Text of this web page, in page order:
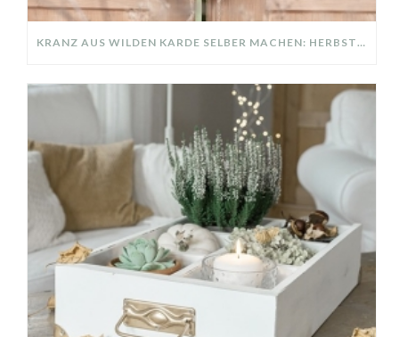
KRANZ AUS WILDEN KARDE SELBER MACHEN: HERBSTDEKO GANZ EINFACH